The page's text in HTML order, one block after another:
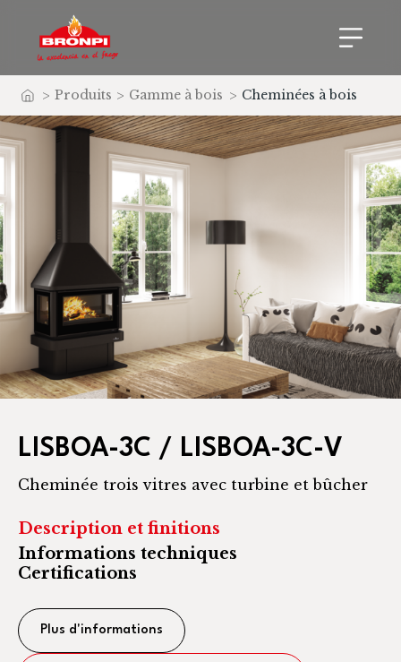
Accueil
> Produits > Gamme à bois > Cheminées à bois
LISBOA-3C / LISBOA-3C-V
Cheminée trois vitres avec turbine et bûcher
Description et finitions
Informations techniques
Certifications
Plus d'informations